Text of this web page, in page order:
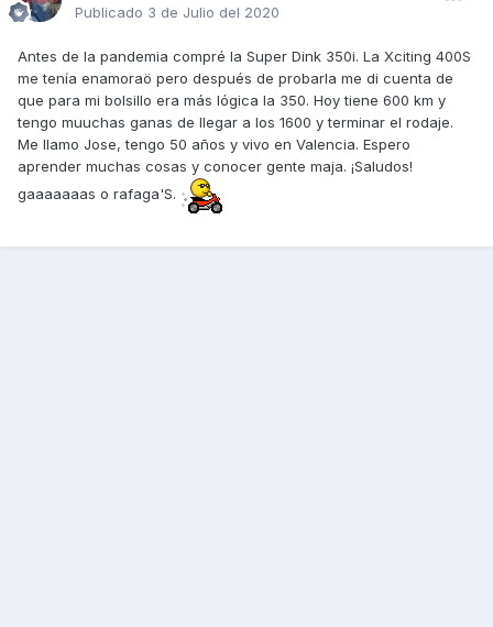
Publicado 3 de Julio del 2020
Antes de la pandemia compré la Super Dink 350i. La Xciting 400S
me tenía enamoraö pero después de probarla me di cuenta de
que para mi bolsillo era más lógica la 350. Hoy tiene 600 km y
tengo muuchas ganas de llegar a los 1600 y terminar el rodaje.
Me llamo Jose, tengo 50 años y vivo en Valencia. Espero
aprender muchas cosas y conocer gente maja. ¡Saludos!
gaaaaaaas o rafaga'S.